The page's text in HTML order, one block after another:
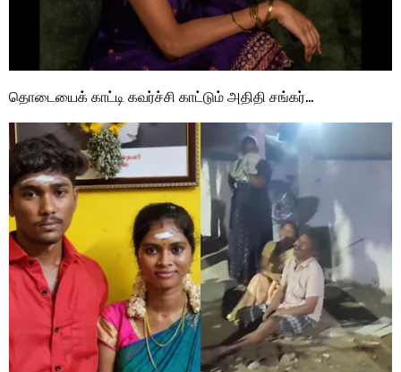
தொடையைக் காட்டி கவர்ச்சி காட்டும் அதிதி சங்கர்…